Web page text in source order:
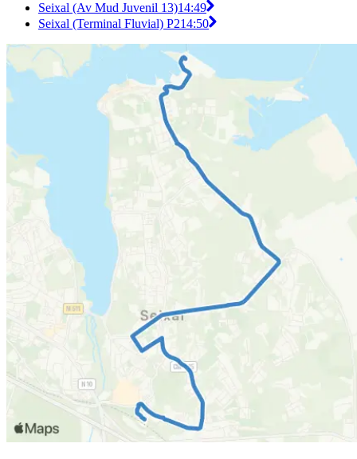
Seixal (Av Mud Juvenil 13)14:49
Seixal (Terminal Fluvial) P214:50